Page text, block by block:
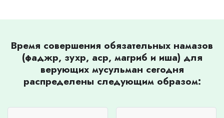
Время совершения обязательных намазов
(фаджр, зухр, аср, магриб и иша) для
верующих мусульман сегодня
распределены следующим образом: